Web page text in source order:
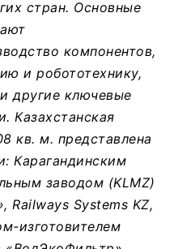
стран. Основные
компонентов,
и робототехнику,
другие ключевые
Казахстанская
кв. м. представлена
Карагандинским
заводом (KLMZ)
Railways Systems KZ,
изготовителем